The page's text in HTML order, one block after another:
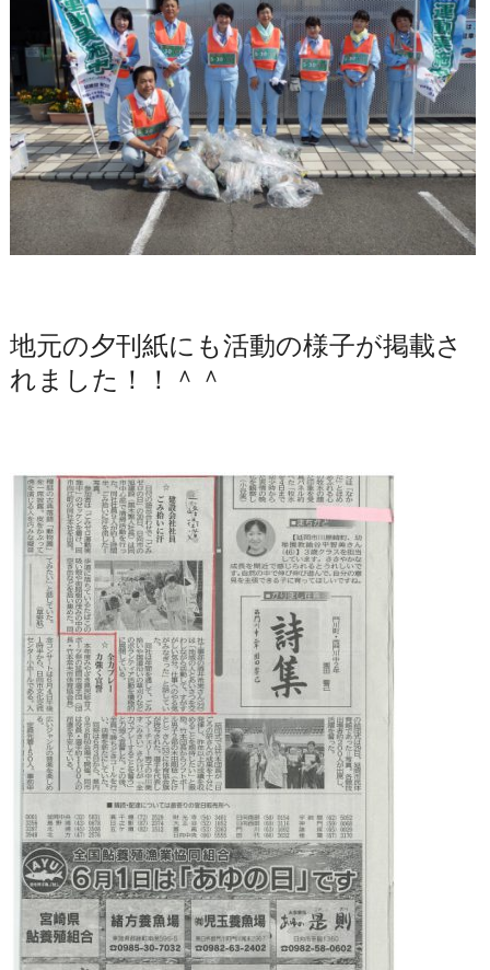
地元の夕刊紙にも活動の様子が掲載さ
れました！！＾＾